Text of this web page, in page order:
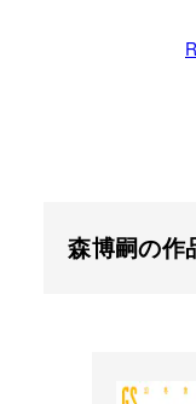
森博嗣の作